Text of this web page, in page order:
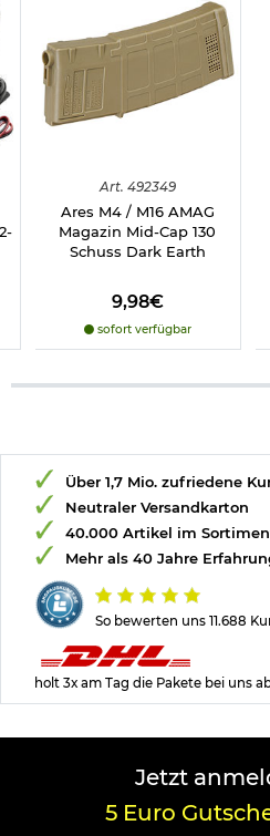
Art. 492349
Ares M4 / M16 AMAG
Magazin Mid-Cap 130
Schuss Dark Earth
9,98€
sofort verfügbar
So bewerten uns 11.688
Über 1,7 Mio. zufriedene
Neutraler Versandkarton
40.000 Artikel im
Mehr als 40 Jahre
holt 3x am Tag die Pakete bei uns
Jetzt
5 Euro